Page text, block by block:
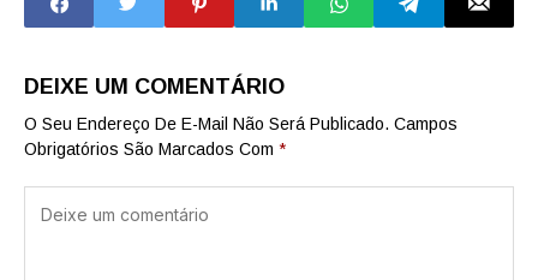
DEIXE UM COMENTÁRIO
O Seu Endereço De E-Mail Não Será Publicado. Campos
Obrigatórios São Marcados Com *